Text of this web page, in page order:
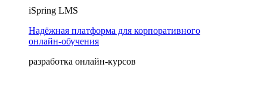
iSpring LMS
Надёжная платформа для корпоративного
онлайн‑обучения
разработка онлайн-курсов